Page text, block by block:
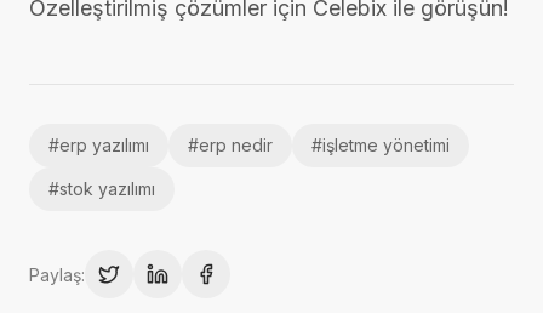
Özelleştirilmiş çözümler için Celebix ile görüşün!
#erp yazılımı #erp nedir #işletme yönetimi
#stok yazılımı
Paylaş: